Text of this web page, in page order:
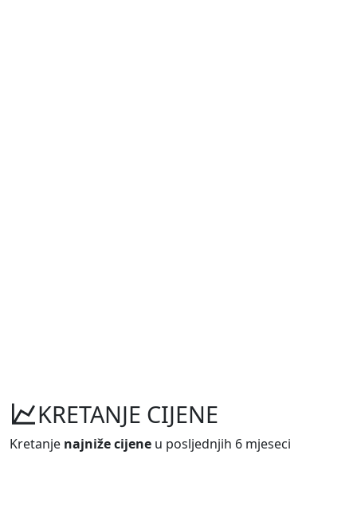
KRETANJE CIJENE
Kretanje najniže cijene u posljednjih 6 mjeseci